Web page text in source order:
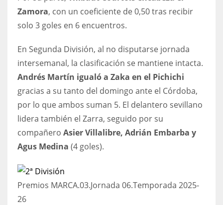
Zamora, con un coeficiente de 0,50 tras recibir
solo 3 goles en 6 encuentros.
En Segunda División, al no disputarse jornada
intersemanal, la clasificación se mantiene intacta.
Andrés Martín igualó a Zaka en el Pichichi
gracias a su tanto del domingo ante el Córdoba,
por lo que ambos suman 5. El delantero sevillano
lidera también el Zarra, seguido por su
compañero Asier Villalibre, Adrián Embarba y
Agus Medina (4 goles).
Premios MARCA.03.Jornada 06.Temporada 2025-
26